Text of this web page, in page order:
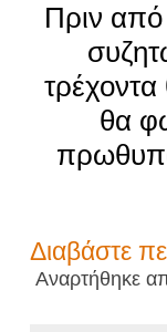
Πριν
τρέχοντα
θα
Διαβάστε
Αναρτήθηκε